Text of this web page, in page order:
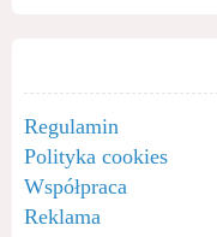
Regulamin
Polityka cookies
Współpraca
Reklama